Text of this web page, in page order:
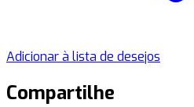
Adicionar à lista de desejos
Compartilhe